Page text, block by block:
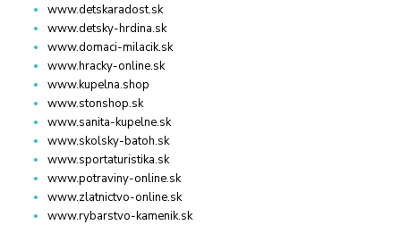
www.detskaradost.sk
www.detsky-hrdina.sk
www.domaci-milacik.sk
www.hracky-online.sk
www.kupelna.shop
www.stonshop.sk
www.sanita-kupelne.sk
www.skolsky-batoh.sk
www.sportaturistika.sk
www.potraviny-online.sk
www.zlatnictvo-online.sk
www.rybarstvo-kamenik.sk